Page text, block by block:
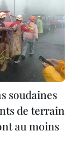
soudaines
de terrain
au moins